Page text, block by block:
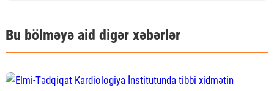
Bu bölməyə aid digər xəbərlər